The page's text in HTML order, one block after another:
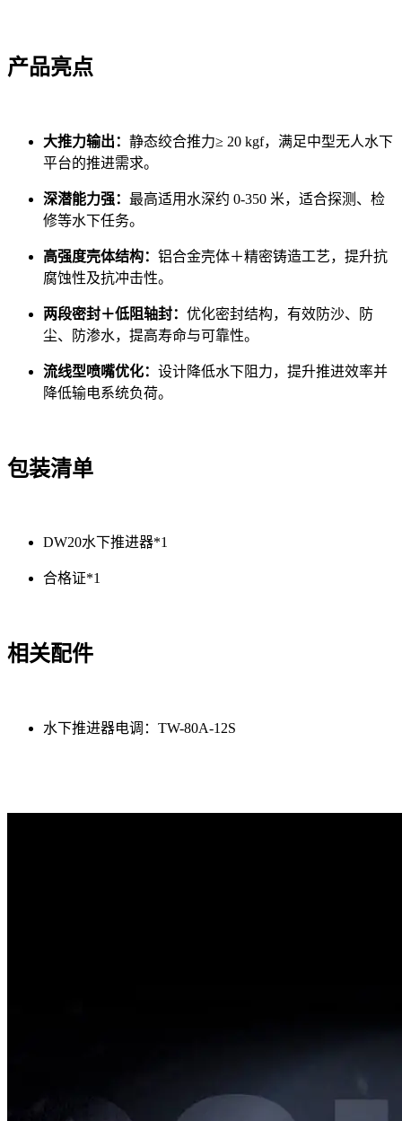
产品亮点
大推力输出： 静态绞合推力≥ 20 kgf，满足中型无人水下
平台的推进需求。
深潜能力强： 最高适用水深约 0-350 米，适合探测、检
修等水下任务。
高强度壳体结构： 铝合金壳体＋精密铸造工艺，提升抗
腐蚀性及抗冲击性。
两段密封＋低阻轴封： 优化密封结构，有效防沙、防
尘、防渗水，提高寿命与可靠性。
流线型喷嘴优化： 设计降低水下阻力，提升推进效率并
降低输电系统负荷。
包装清单
DW20水下推进器*1
合格证*1
相关配件
水下推进器电调：TW-80A-12S